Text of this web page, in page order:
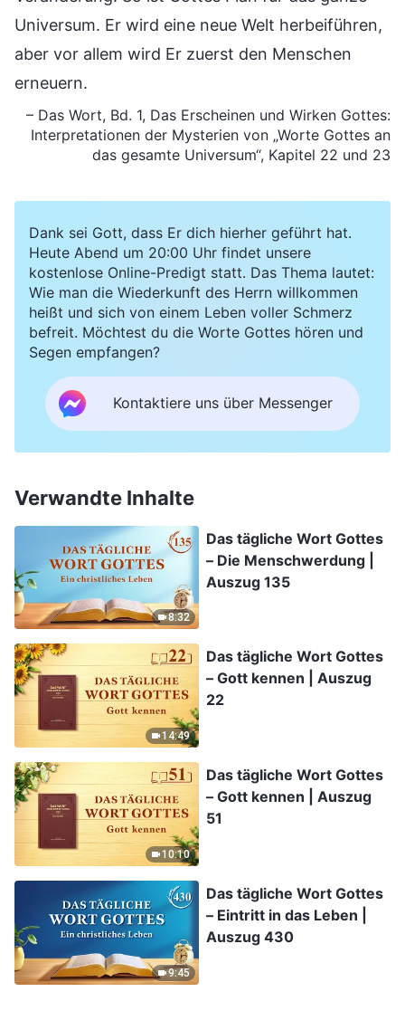
Universum. Er wird eine neue Welt herbeiführen,
aber vor allem wird Er zuerst den Menschen
erneuern.
– Das Wort, Bd. 1, Das Erscheinen und Wirken Gottes:
Interpretationen der Mysterien von „Worte Gottes an
das gesamte Universum“, Kapitel 22 und 23
Dank sei Gott, dass Er dich hierher geführt hat.
Heute Abend um 20:00 Uhr findet unsere
kostenlose Online-Predigt statt. Das Thema lautet:
Wie man die Wiederkunft des Herrn willkommen
heißt und sich von einem Leben voller Schmerz
befreit. Möchtest du die Worte Gottes hören und
Segen empfangen?
Kontaktiere uns über Messenger
Verwandte Inhalte
8:32
Das tägliche Wort Gottes
– Die Menschwerdung |
Auszug 135
14:49
Das tägliche Wort Gottes
– Gott kennen | Auszug
22
10:10
Das tägliche Wort Gottes
– Gott kennen | Auszug
51
9:45
Das tägliche Wort Gottes
– Eintritt in das Leben |
Auszug 430